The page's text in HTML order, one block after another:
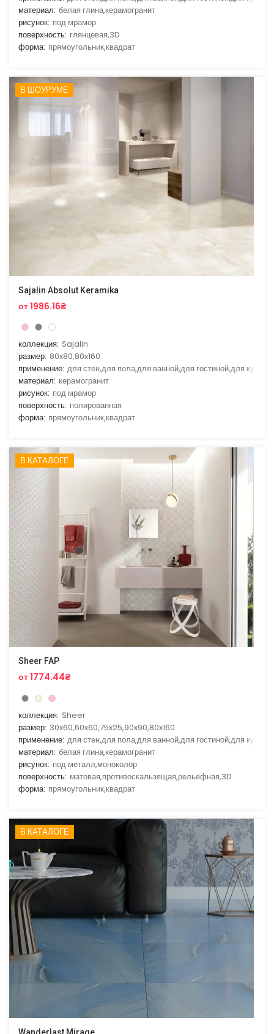
материал: белая глина,керамогранит
рисунок: под мрамор
поверхность: глянцевая,3D
форма: прямоугольник,квадрат
В ШОУРУМЕ
Sajalin Absolut Keramika
от 1986.16₴
коллекция: Sajalin
размер: 80x80,80x160
применение: для стен,для пола,для ванной,для гостиной,для кухни
материал: керамогранит
рисунок: под мрамор
поверхность: полированная
форма: прямоугольник,квадрат
В КАТАЛОГЕ
Sheer FAP
от 1774.44₴
коллекция: Sheer
размер: 30x60,60x60,75x25,90x90,80x160
применение: для стен,для пола,для ванной,для гостиной,для кухни
материал: белая глина,керамогранит
рисунок: под металл,моноколор
поверхность: матовая,противоскальзящая,рельефная,3D
форма: прямоугольник,квадрат
В КАТАЛОГЕ
Wanderlast Mirage